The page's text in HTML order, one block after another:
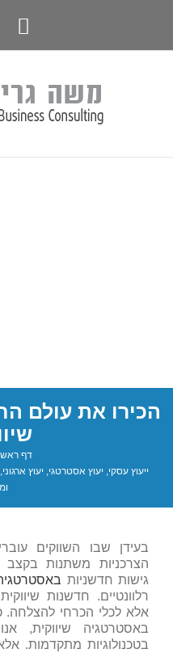
הכירו את עולם
דף
ייעוץ עסקי, יעוץ אסטרטגי, יעוץ ארגוני,
בעידן שבו השווקים
הצרכניות משתנות
גישות חדשניות
רלוונטיים. חדשנות
אלא לכלי הכרחי
באסטרטגיה שיווקית,
בטכנולוגיות מתקדמות.